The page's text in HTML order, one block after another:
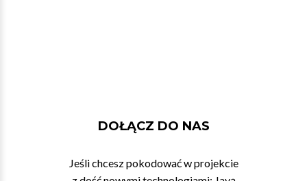
DOŁĄCZ DO NAS
Jeśli chcesz pokodować w projekcie